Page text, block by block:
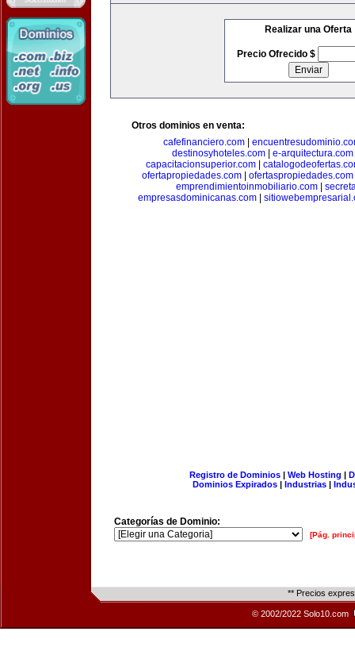
Realizar una Oferta
Precio Ofrecido $
Otros dominios en venta:
cafefinanciero.com
destinosyhoteles.com
e-arquitectura.com
capacitacionsuperior.com
ofertapropiedades.com
ofertaspropiedades.com
emprendimientoinmobiliario.com|
empresasdominicanas.com|
Registro de Dominios| Web Hosting |
Dominios Expirados | Industrias |
Categorías de Dominio:
[Pág.
** Precios
© 2002/2022 Solo10.com